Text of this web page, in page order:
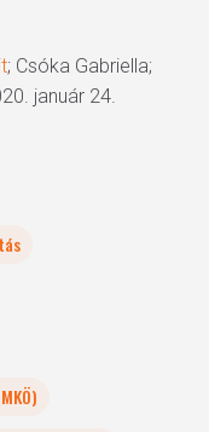
; Csóka Gabriella;
január 24.